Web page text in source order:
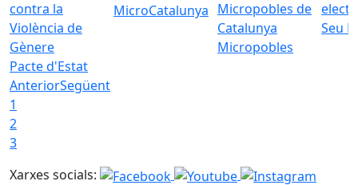
Pacte d'Estat
MicroCatalunya
Micropobles
Seu
AnteriorSegüent
1
2
3
Xarxes socials: